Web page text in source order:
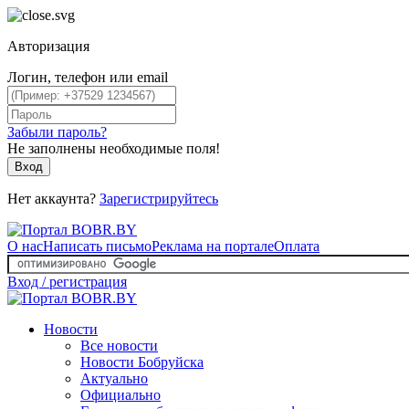
Авторизация
Логин, телефон или email
Забыли пароль?
Не заполнены необходимые поля!
Вход
Нет аккаунта? Зарегистрируйтесь
О насНаписать письмоРеклама на порталеОплата
Вход / регистрация
Новости
Все новости
Новости Бобруйска
Актуально
Официально